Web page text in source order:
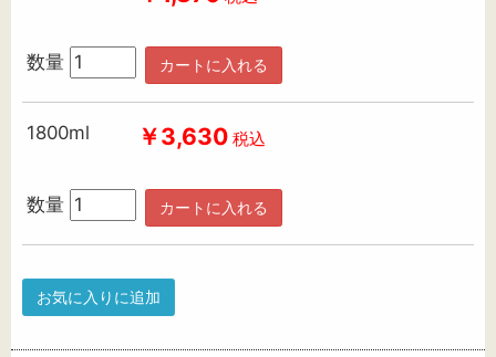
数量 カートに入れる
1800ml ￥3,630 税込
数量 カートに入れる
お気に入りに追加